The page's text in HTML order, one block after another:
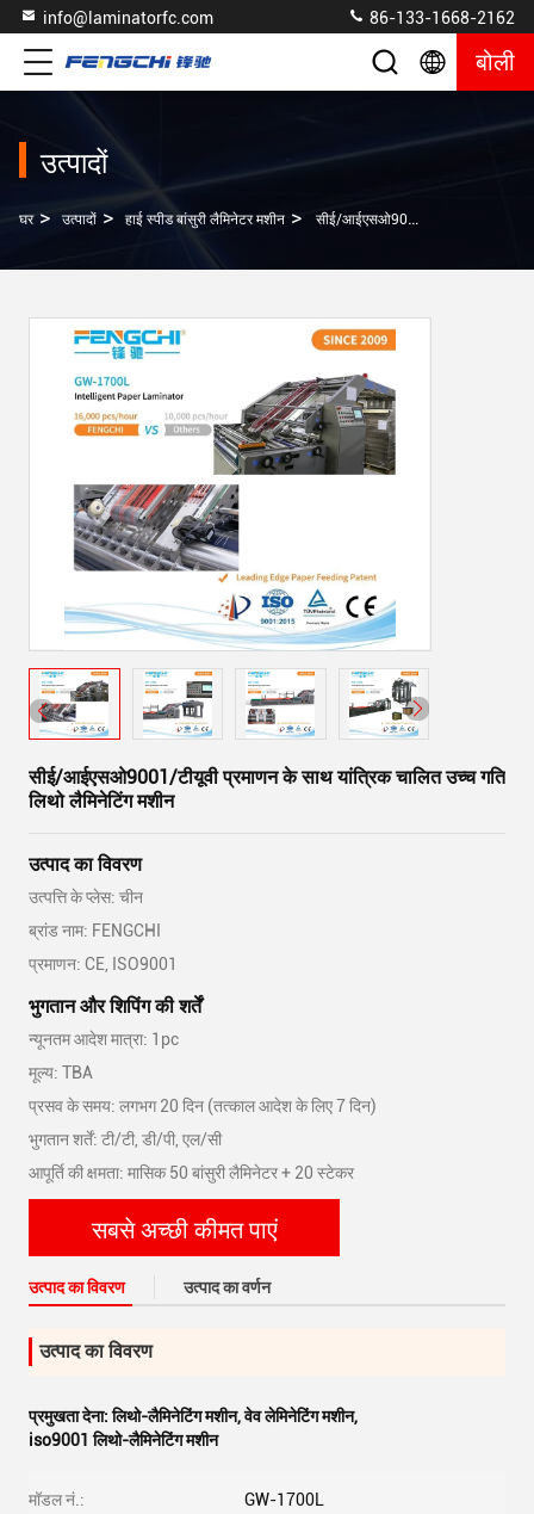
info@laminatorfc.com 86-133-1668-2162
बोली
उत्पादों
घर > उत्पादों > हाई स्पीड बांसुरी लैमिनेटर मशीन > सीई/आईएसओ9001/टीयूवी प्रमाणन के साथ यांत्रिक चालित उच्च गति लिथो लैमिनेटिंग मशीन
सीई/आईएसओ9001/टीयूवी प्रमाणन के साथ यांत्रिक चालित उच्च गति
लिथो लैमिनेटिंग मशीन
उत्पाद का विवरण
उत्पत्ति के प्लेस: चीन
ब्रांड नाम: FENGCHI
प्रमाणन: CE, ISO9001
भुगतान और शिपिंग की शर्तें
न्यूनतम आदेश मात्रा: 1pc
मूल्य: TBA
प्रसव के समय: लगभग 20 दिन (तत्काल आदेश के लिए 7 दिन)
भुगतान शर्तें: टी/टी, डी/पी, एल/सी
आपूर्ति की क्षमता: मासिक 50 बांसुरी लैमिनेटर + 20 स्टेकर
सबसे अच्छी कीमत पाएं
उत्पाद का विवरण उत्पाद का वर्णन
उत्पाद का विवरण
प्रमुखता देना:लिथो-लैमिनेटिंग मशीन,वेव लेमिनेटिंग मशीन,
iso9001 लिथो-लैमिनेटिंग मशीन
मॉडल नं.: GW-1700L